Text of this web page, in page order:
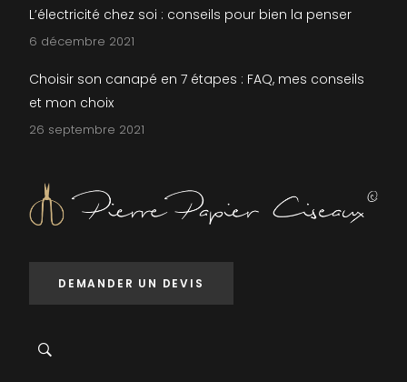
L’électricité chez soi : conseils pour bien la penser
6 décembre 2021
Choisir son canapé en 7 étapes : FAQ, mes conseils
et mon choix
26 septembre 2021
DEMANDER UN DEVIS